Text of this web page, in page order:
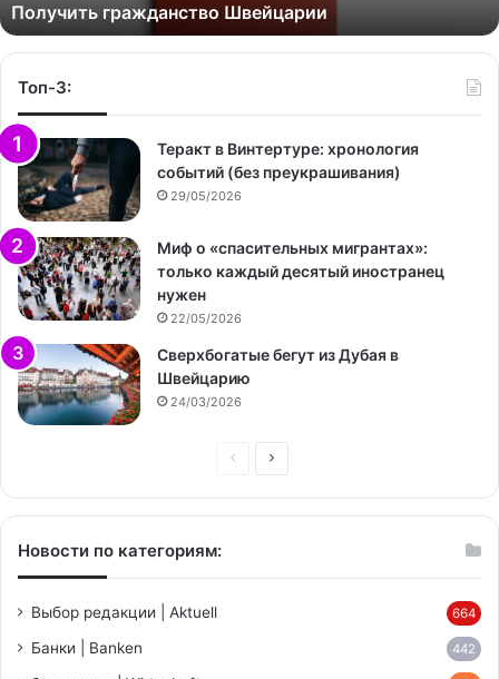
Получить гражданство Швейцарии
Топ-3:
Теракт в Винтертуре: хронология
событий (без преукрашивания)
29/05/2026
Миф о «спасительных мигрантах»:
только каждый десятый иностранец
нужен
22/05/2026
Сверхбогатые бегут из Дубая в
Швейцарию
24/03/2026
Предыдущая
Следующая
Новости по категориям:
Выбор редакции | Aktuell 664
Банки | Banken 442